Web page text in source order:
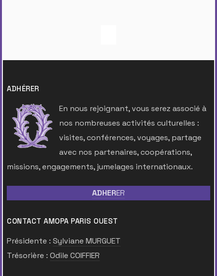
ADHÉRER
En nous rejoignant, vous serez associé à
nos nombreuses activités culturelles :
visites, conférences, voyages, partage
avec nos partenaires, coopérations,
missions, engagements, jumelages internationaux.
ADHERER
CONTACT AMOPA PARIS OUEST
Présidente : Sylviane MURGUET
Trésorière : Odile COIFFIER